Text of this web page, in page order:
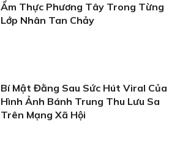
Ẩm Thực Phương Tây Trong Từng
Lớp Nhân Tan Chảy
Bí Mật Đằng Sau Sức Hút Viral Của
Hình Ảnh Bánh Trung Thu Lưu Sa
Trên Mạng Xã Hội